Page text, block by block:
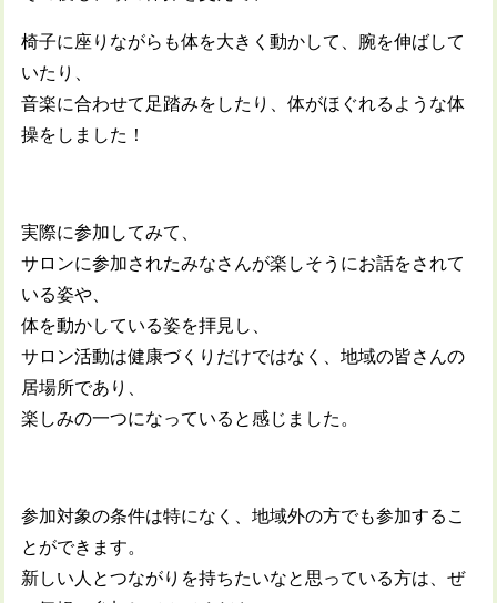
椅子に座りながらも体を大きく動かして、腕を伸ばして
いたり、
音楽に合わせて足踏みをしたり、体がほぐれるような体
操をしました！
実際に参加してみて、
サロンに参加されたみなさんが楽しそうにお話をされて
いる姿や、
体を動かしている姿を拝見し、
サロン活動は健康づくりだけではなく、地域の皆さんの
居場所であり、
楽しみの一つになっていると感じました。
参加対象の条件は特になく、地域外の方でも参加するこ
とができます。
新しい人とつながりを持ちたいなと思っている方は、ぜ